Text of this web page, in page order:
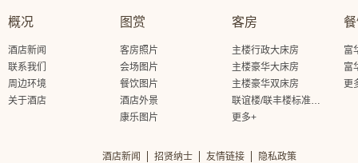
概况
酒店新闻
联系我们
周边环境
关于酒店
图赏
客房照片
会场图片
餐饮图片
酒店外景
康乐图片
客房
主楼行政大床房
主楼豪华大床房
主楼豪华双床房
联谊楼/联丰楼标准大床房
更多+
富
富
更
酒店新闻 招贤纳士 友情链接
隐私政策